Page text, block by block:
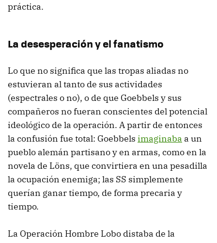
práctica.
La desesperación y el fanatismo
Lo que no significa que las tropas aliadas no
estuvieran al tanto de sus actividades
(espectrales o no), o de que Goebbels y sus
compañeros no fueran conscientes del potencial
ideológico de la operación. A partir de entonces
la confusión fue total: Goebbels imaginaba a un
pueblo alemán partisano y en armas, como en la
novela de Löns, que convirtiera en una pesadilla
la ocupación enemiga; las SS simplemente
querían ganar tiempo, de forma precaria y
tiempo.
La Operación Hombre Lobo distaba de la